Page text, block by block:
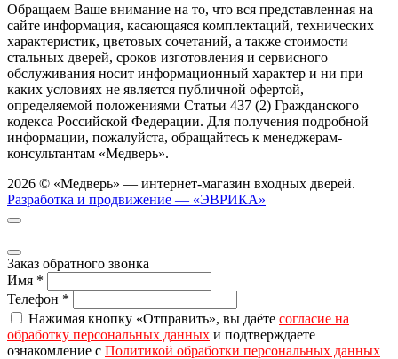
Обращаем Ваше внимание на то, что вся представленная на
сайте информация, касающаяся комплектаций, технических
характеристик, цветовых сочетаний, а также стоимости
стальных дверей, сроков изготовления и сервисного
обслуживания носит информационный характер и ни при
каких условиях не является публичной офертой,
определяемой положениями Статьи 437 (2) Гражданского
кодекса Российской Федерации. Для получения подробной
информации, пожалуйста, обращайтесь к менеджерам-
консультантам «Медверь».
2026 © «Медверь» — интернет-магазин входных дверей.
Разработка и продвижение — «ЭВРИКА»
Заказ обратного звонка
Имя *
Телефон *
Нажимая кнопку «Отправить», вы даёте согласие на
обработку персональных данных и подтверждаете
ознакомление с Политикой обработки персональных данных